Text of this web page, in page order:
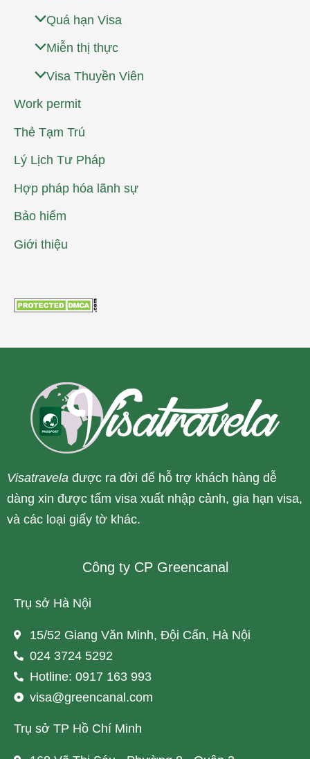
Quá hạn Visa
Miễn thị thực
Visa Thuyền Viên
Work permit
Thẻ Tạm Trú
Lý Lịch Tư Pháp
Hợp pháp hóa lãnh sự
Bảo hiểm
Giới thiệu
Visatravela được ra đời để hỗ trợ khách hàng dễ
dàng xin được tấm visa xuất nhập cảnh, gia hạn visa,
và các loại giấy tờ khác.
Công ty CP Greencanal
Trụ sở Hà Nội
15/52 Giang Văn Minh, Đội Cấn, Hà Nội
024 3724 5292
Hotline: 0917 163 993
visa@greencanal.com
Trụ sở TP Hồ Chí Minh